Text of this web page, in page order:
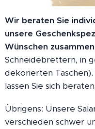
Wir beraten Sie
unsere
Wünschen zusammen
Schneidebrettern, in
dekorierten
lassen Sie sich
Übrigens: Unsere
verschieden schwer